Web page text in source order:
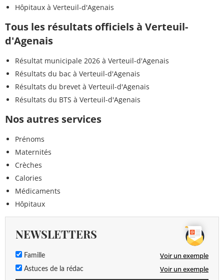
Hôpitaux à Verteuil-d'Agenais
Tous les résultats officiels à Verteuil-
d'Agenais
Résultat municipale 2026 à Verteuil-d'Agenais
Résultats du bac à Verteuil-d'Agenais
Résultats du brevet à Verteuil-d'Agenais
Résultats du BTS à Verteuil-d'Agenais
Nos autres services
Prénoms
Maternités
Crèches
Calories
Médicaments
Hôpitaux
NEWSLETTERS
Famille Voir un exemple
Astuces de la rédac Voir un exemple